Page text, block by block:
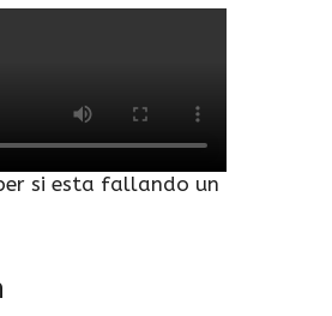
si esta fallando un